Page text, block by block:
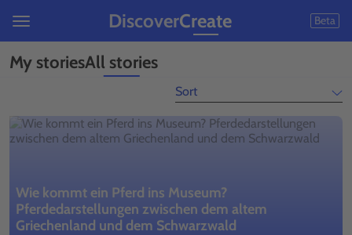
DiscoverCreate Beta
My storiesAll stories
Sort
Wie kommt ein Pferd ins Museum?
Pferdedarstellungen zwischen dem altem
Griechenland und dem Schwarzwald